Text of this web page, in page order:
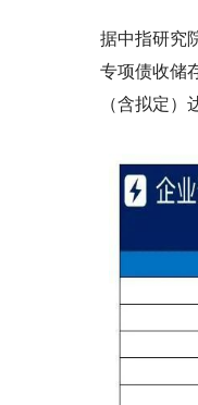
据中指研究
专项债收储
（含拟定）